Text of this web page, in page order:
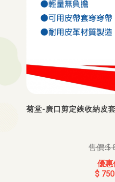
菊堂-廣口剪定鋏收納皮
$
$